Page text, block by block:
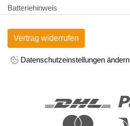
Batteriehinweis
Vertrag widerrufen
Datenschutzeinstellungen ändern